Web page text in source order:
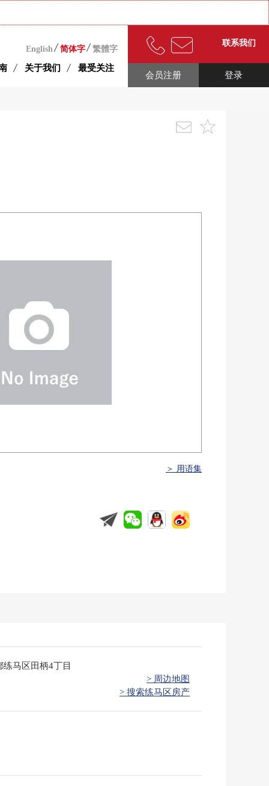
English 简体字 繁體字
关于我们 最受关注
联系我们
登录
会员注册
＞ 用语集
练马区田柄4丁目
> 周边地图
> 搜索练马区房产